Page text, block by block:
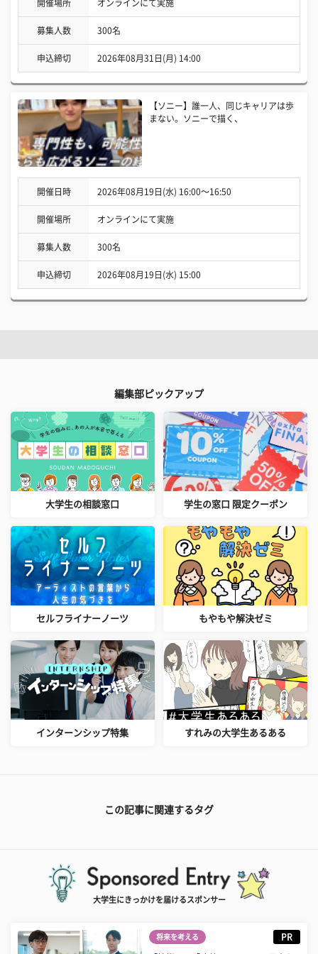
開催場所 オンラインにて実施
募集人数 300名
申込締切 2026年08月31日(月) 14:00
【ソニー】誰一人、同じキャリアは歩
まない。ソニーで描く、
開催日時 2026年08月19日(水) 16:00〜16:50
開催場所 オンラインにて実施
募集人数 300名
申込締切 2026年08月19日(水) 15:00
編集部ピックアップ
大学生の相談窓口 学生の窓口 限定クーポン
セルフライナーノーツ もやもや解決ゼミ
インターンシップ特集 すれみの大学生あるある
この記事に関連するタグ
大学生にきっかけを届けるスポンサー
将来を考える PR